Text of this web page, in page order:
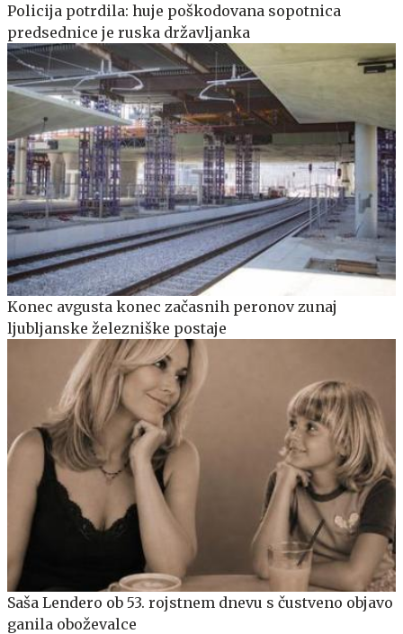
Policija potrdila: huje poškodovana sopotnica
predsednice je ruska državljanka
Konec avgusta konec začasnih peronov zunaj
ljubljanske železniške postaje
Saša Lendero ob 53. rojstnem dnevu s čustveno objavo
ganila oboževalce